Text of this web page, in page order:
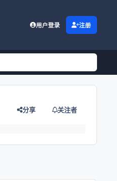
用户登录 注册
分享 关注者